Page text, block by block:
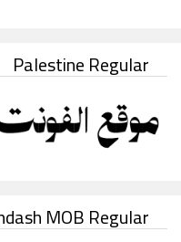
Palestine Regular
MOB Regular